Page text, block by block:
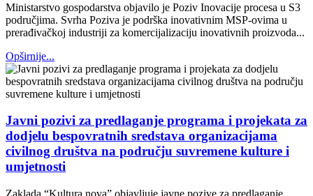
Ministarstvo gospodarstva objavilo je Poziv Inovacije procesa u S3
područjima. Svrha Poziva je podrška inovativnim MSP-ovima u
prerađivačkoj industriji za komercijalizaciju inovativnih proizvoda...
Opširnije...
Javni pozivi za predlaganje programa i projekata za
dodjelu bespovratnih sredstava organizacijama
civilnog društva na području suvremene kulture i
umjetnosti